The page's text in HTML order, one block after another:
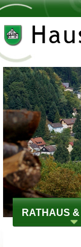
RATHAUS